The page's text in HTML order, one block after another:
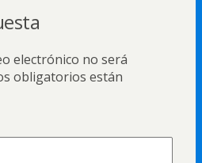
electrónico no será
obligatorios están